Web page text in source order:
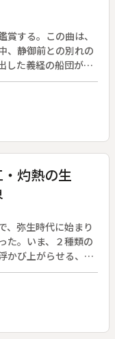
する。この曲は、
、静御前との別れの
した義経の船団が大
怨霊に悩まされ、弁
構成されている。
美学に同情をよせ
、怨霊信仰とあい
望月朴清【人間国
灼熱の生
、弥生時代に始まり
た。いま、２種類の
かび上がらせる、鋳
れる技術に挑戦する
宝・齋藤明さん。
ら、現代感覚を取
分花器」の製作完